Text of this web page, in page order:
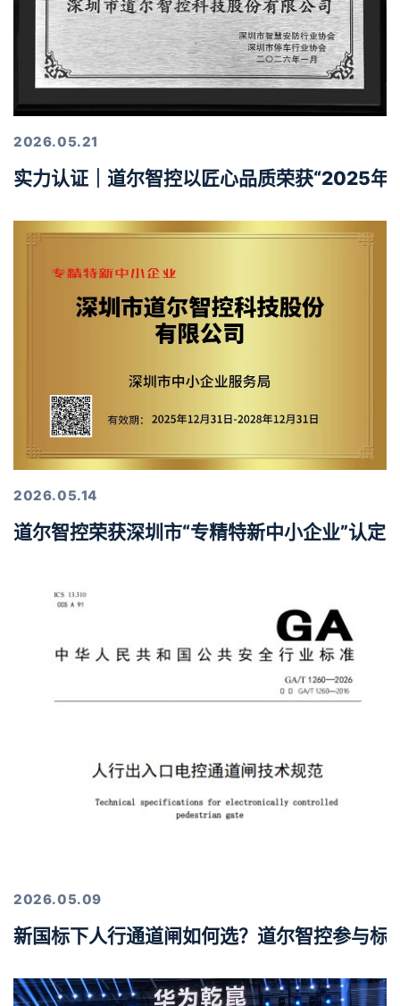
2026.05.21
实力认证｜道尔智控以匠心品质荣获“2025年
2026.05.14
道尔智控荣获深圳市“专精特新中小企业”认定
2026.05.09
新国标下人行通道闸如何选？道尔智控参与标